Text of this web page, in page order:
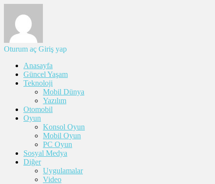
Oturum aç Giriş yap
Anasayfa
Güncel Yaşam
Teknoloji
Mobil Dünya
Yazılım
Otomobil
Oyun
Konsol Oyun
Mobil Oyun
PC Oyun
Sosyal Medya
Diğer
Uygulamalar
Video